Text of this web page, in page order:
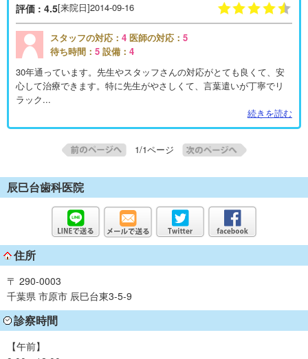
評価 : 4.5[来院日]2014-09-16
スタッフの対応： 4 医師の対応： 5
待ち時間： 5 設備： 4
30年通っています。先生やスタッフさんの対応がとても良くて、安
心して治療できます。特に先生がやさしくて、言葉遣いが丁寧でリ
ラック...
続きを読む
1/1ページ
辰巳台歯科医院
住所
〒 290-0003
千葉県 市原市 辰巳台東3-5-9
診察時間
【午前】